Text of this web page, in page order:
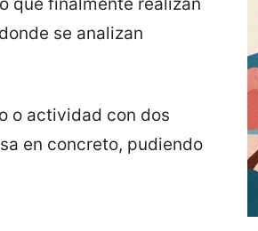
se analizan
o actividad con dos
en concreto, pudiendo